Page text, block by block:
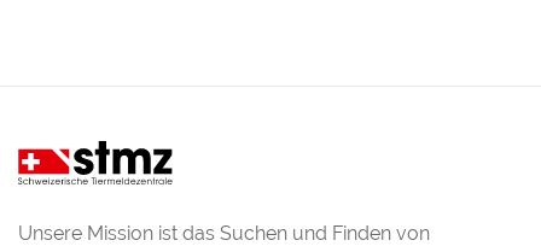
Unsere Mission ist das Suchen und Finden von